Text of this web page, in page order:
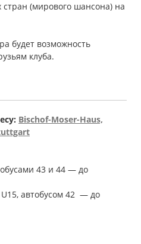
(мирового шансона) на
будет возможность
клуба.
Bischof-Moser-Haus,
43 и 44 — до
автобусом 42 — до